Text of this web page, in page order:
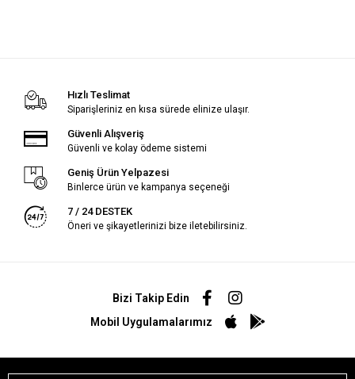
Hızlı Teslimat
Siparişleriniz en kısa sürede elinize ulaşır.
Güvenli Alışveriş
Güvenli ve kolay ödeme sistemi
Geniş Ürün Yelpazesi
Binlerce ürün ve kampanya seçeneği
7 / 24 DESTEK
Öneri ve şikayetlerinizi bize iletebilirsiniz.
Bizi Takip Edin
Mobil Uygulamalarımız